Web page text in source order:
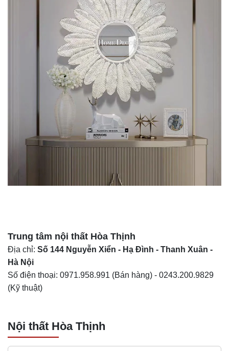
Trung tâm nội thất Hòa Thịnh
Địa chỉ: Số 144 Nguyễn Xiển - Hạ Đình - Thanh Xuân -
Hà Nội
Số điện thoại: 0971.958.991 (Bán hàng) - 0243.200.9829
(Kỹ thuật)
Nội thất Hòa Thịnh